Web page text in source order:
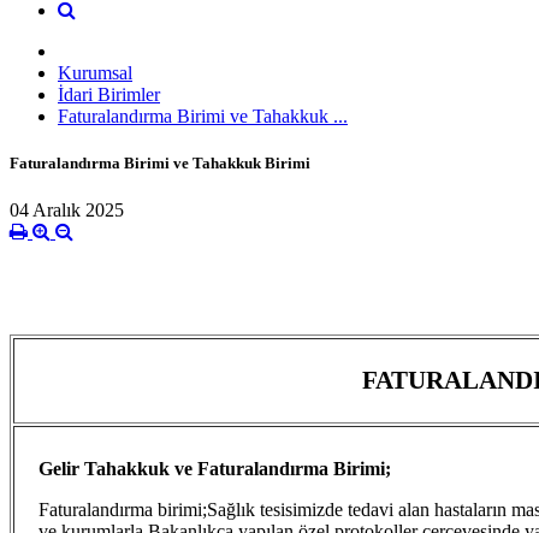
Kurumsal
İdari Birimler
Faturalandırma Birimi ve Tahakkuk ...
Faturalandırma Birimi ve Tahakkuk Birimi
04 Aralık 2025
Gelir Tahakkuk ve Faturalandırma Birimi;
Faturalandırma birimi;Sağlık tesisimizde tedavi alan hastaların